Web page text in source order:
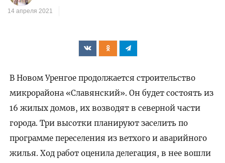
14 апреля 2021
В Новом Уренгое продолжается строительство
микрорайона «Славянский». Он будет состоять из
16 жилых домов, их возводят в северной части
города. Три высотки планируют заселить по
программе переселения из ветхого и аварийного
жилья. Ход работ оценила делегация, в нее вошли